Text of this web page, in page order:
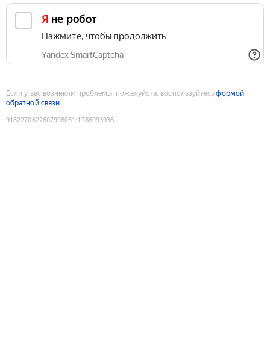
Я не робот
Нажмите, чтобы продолжить
Yandex SmartCaptcha
Если у вас возникли проблемы, пожалуйста, воспользуйтесьформой
обратной связи
9182270622607908031 :1786093936